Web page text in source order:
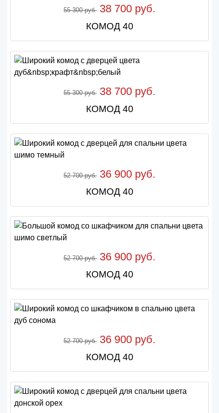
55 300 руб. 38 700 руб.
КОМОД 40
55 300 руб. 38 700 руб.
КОМОД 40
52 700 руб. 36 900 руб.
КОМОД 40
52 700 руб. 36 900 руб.
КОМОД 40
52 700 руб. 36 900 руб.
КОМОД 40